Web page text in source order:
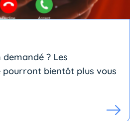
demandé ? Les
pourront bientôt plus vous